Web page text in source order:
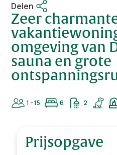
Delen
Zeer
omgeving van
sauna en grote
1 - 15 6 2
Prijsopgave